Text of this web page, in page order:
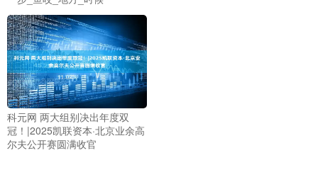
科元网 两大组别决出年度双
冠！|2025凯联资本·北京业余高
尔夫公开赛圆满收官